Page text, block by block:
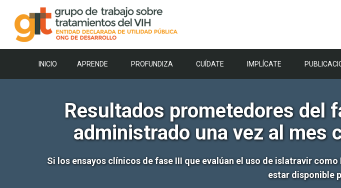
contenido
INICIO APRENDE PROFUNDIZA CUÍDATE IMPLÍCATE
Resultados prometedores del
administrado una vez al mes
Si los ensayos clínicos de fase III que evalúan el uso de islatravir
estar disponible